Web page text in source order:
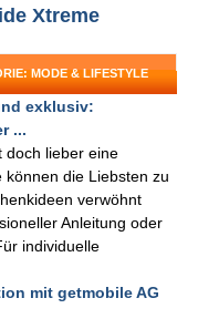
Xtreme
MODE & LIFESTYLE
exklusiv:
...
doch lieber eine
können die Liebsten zu
verwöhnt
Anleitung oder
individuelle
mit getmobile AG